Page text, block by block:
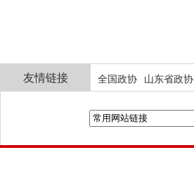
友情链接 全国政协 山东省政协